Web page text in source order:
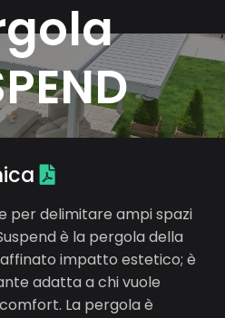
gola
PEND
ica
per delimitare ampi spazi
è la pergola della
impatto estetico; è
adatta a chi vuole
La pergola è